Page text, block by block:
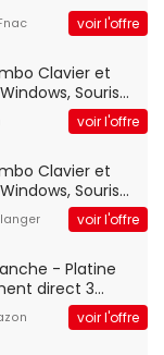
voir l'offre
Clavier et
Souris
USB Plug
Taille voir l'offre
Clavier et
Souris
USB Plug
Taille voir l'offre
- Platine
direct 3
trs/min) avec
port USBvoir l'offre